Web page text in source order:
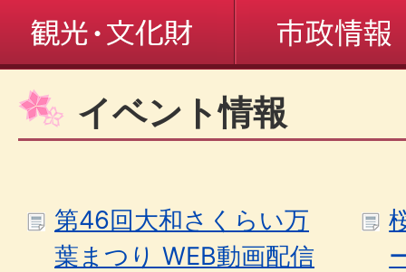
イベント情報
第46回大和さくらい万
葉まつり WEB動画配信